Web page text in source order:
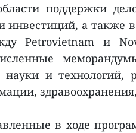
поддержки
инвестиций, а также
Petrovietnam и
науки и технологий,
в ходе